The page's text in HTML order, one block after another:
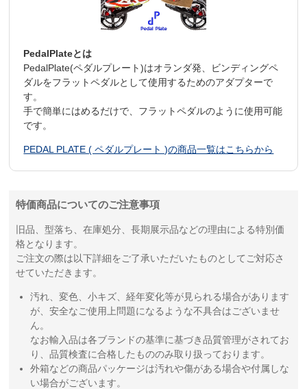
PedalPlateとは
PedalPlate(ペダルプレート)はオランダ発、ビンディングペ
ダルをフラットペダルとして使用するためのアダプターで
す。
手で簡単にはめるだけで、フラットペダルのように使用可能
です。
PEDAL PLATE ( ペダルプレート )の商品一覧はこちらから
特価商品についてのご注意事項
旧品、型落ち、在庫処分、長期展示品などの理由による特別価
格となります。
ご注文の際は以下詳細をご了承いただいたものとしてご対応さ
せていただきます。
汚れ、変色、小キズ、経年変化等が見られる場合があります
が、安全なご使用上問題になるような不具合はございませ
ん。
なお輸入品は各ブランドの基準に基づき品質管理がされてお
り、品質検査に合格したもののみ取り扱っております。
外箱などの商品パッケージは汚れや傷がある場合や付属しな
い場合がございます。